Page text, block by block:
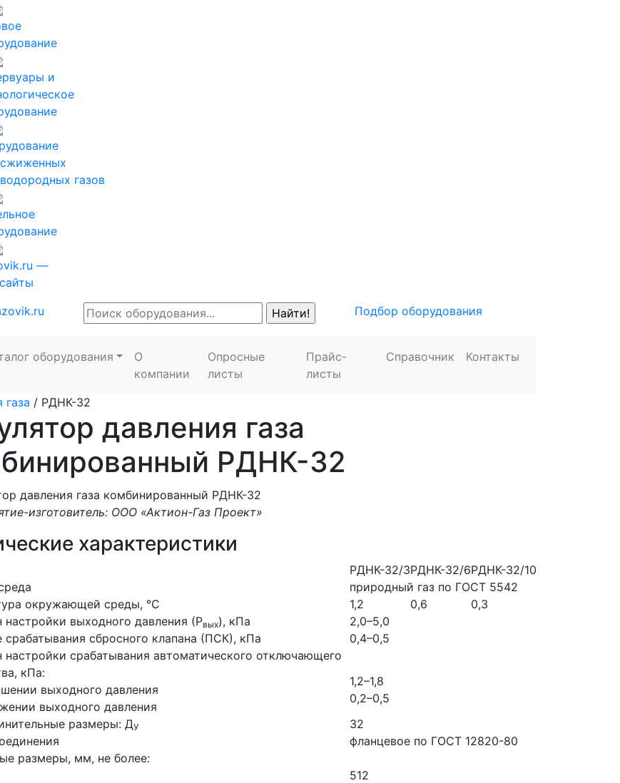
и
газов
—
Подбор оборудования
оборудования
О
компании
Опросные
листы
Прайс-
листы
Справочник Контакты
газа / РДНК-32
давления газа
РДНК-32
изготовитель: ООО «Актион-Газ Проект»
характеристики
РДНК-32/3РДНК-32/6РДНК-32/10
природный газ по ГОСТ 5542
окружающей среды, °С
1,2 0,6
0,3
настройки выходного давления (Рвых), кПа
2,0–5,0
срабатывания сбросного клапана (ПСК), кПа
0,4–0,5
настройки срабатывания автоматического отключающего
кПа:
выходного давления
выходного давления
1,2–1,8
0,2–0,5
размеры: ДУ
32
фланцевое по ГОСТ 12820-80
размеры, мм, не более:
512